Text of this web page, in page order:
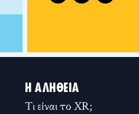
Η ΑΛΉΘΕΙΑ
Τι είναι το XR;